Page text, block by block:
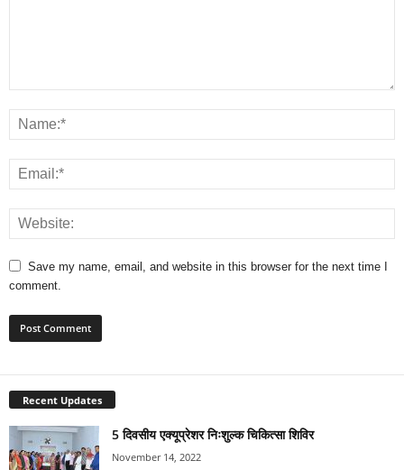
Save my name, email, and website in this browser for the next time I
comment.
Recent Updates
5 दिवसीय एक्यूप्रेशर निःशुल्क चिकित्सा शिविर
November 14, 2022